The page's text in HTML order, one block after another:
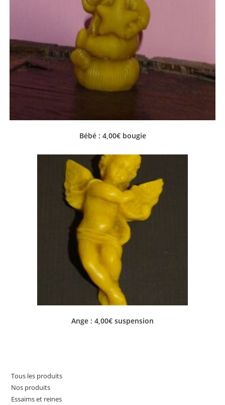
Bébé : 4,00€ bougie
Ange : 4,00€ suspension
Tous les produits
Nos produits
Essaims et reines